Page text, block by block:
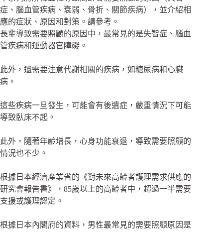
症、腦血管疾病、衰弱、骨折、關節疾病），並介紹相
應的症狀、原因和對策。請參考。
長輩導致需要照顧的原因中，最常見的是失智症、腦血
管疾病和運動器官障礙。
此外，還需要注意代謝相關的疾病，如糖尿病和心臟
病。
這些疾病一旦發生，可能會有後遺症，嚴重情況下可能
導致臥床不起。
此外，隨著年齡增長，心身功能衰退，導致需要照顧的
情況也不少。
根據日本經濟產業省的《對未來高齡者護理需求供應的
研究會報告書》，85歲以上的高齡者中，超過一半需要
支援或護理認定。
根據日本內閣府的資料，男性最常見的需要照顧原因是